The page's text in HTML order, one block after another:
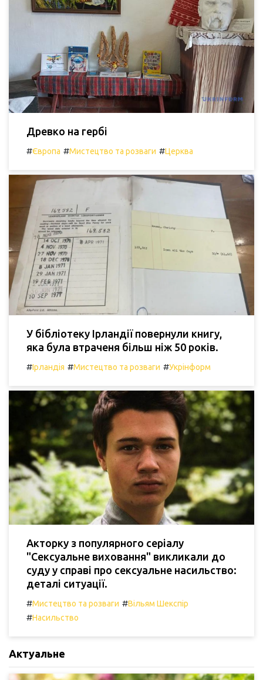
Древко на гербі
#Європа #Мистецтво та розваги #Церква
У бібліотеку Ірландії повернули книгу,
яка була втраченя більш ніж 50 років.
#Ірландія #Мистецтво та розваги #Укрінформ
Акторку з популярного серіалу
"Сексуальне виховання" викликали до
суду у справі про сексуальне насильство:
деталі ситуації.
#Мистецтво та розваги #Вільям Шекспір
#Насильство
Актуальне